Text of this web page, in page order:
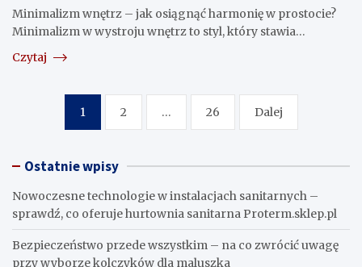
Minimalizm wnętrz – jak osiągnąć harmonię w prostocie?
Minimalizm w wystroju wnętrz to styl, który stawia…
Czytaj
Nawigacja
wpisach
1 2 … 26 Dalej
Ostatnie wpisy
Nowoczesne technologie w instalacjach sanitarnych –
sprawdź, co oferuje hurtownia sanitarna Proterm.sklep.pl
Bezpieczeństwo przede wszystkim – na co zwrócić uwagę
przy wyborze kolczyków dla maluszka